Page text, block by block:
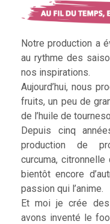
Notre production a
au rythme des
nos inspirations.
Aujourd’hui, nous
fruits, un peu de
de l’huile de
Depuis cinq
production de
curcuma,
bientôt encore
passion qui l’anime.
Et moi je crée
avons inventé le